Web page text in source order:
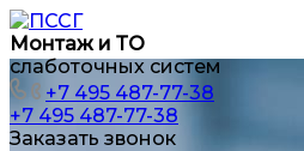
Монтаж и ТО
слаботочных систем
+7 495 487-77-38
+7 495 487-77-38
Заказать звонок